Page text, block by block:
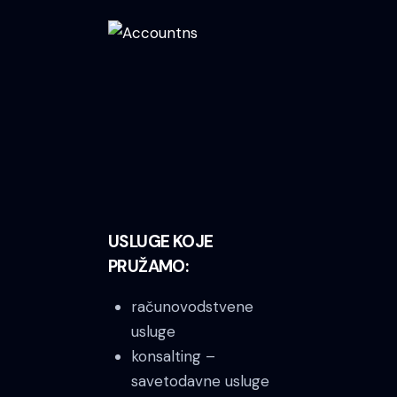
USLUGE KOJE
PRUŽAMO:
računovodstvene
usluge
konsalting –
savetodavne usluge